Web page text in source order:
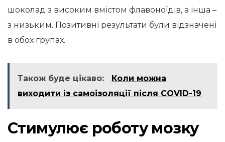
шоколад з високим вмістом флавоноїдів, а інша –
з низьким. Позитивні результати були відзначені
в обох групах.
Також буде цікаво:
Коли можна
виходити із самоізоляції після COVID-19
Стимулює роботу мозку